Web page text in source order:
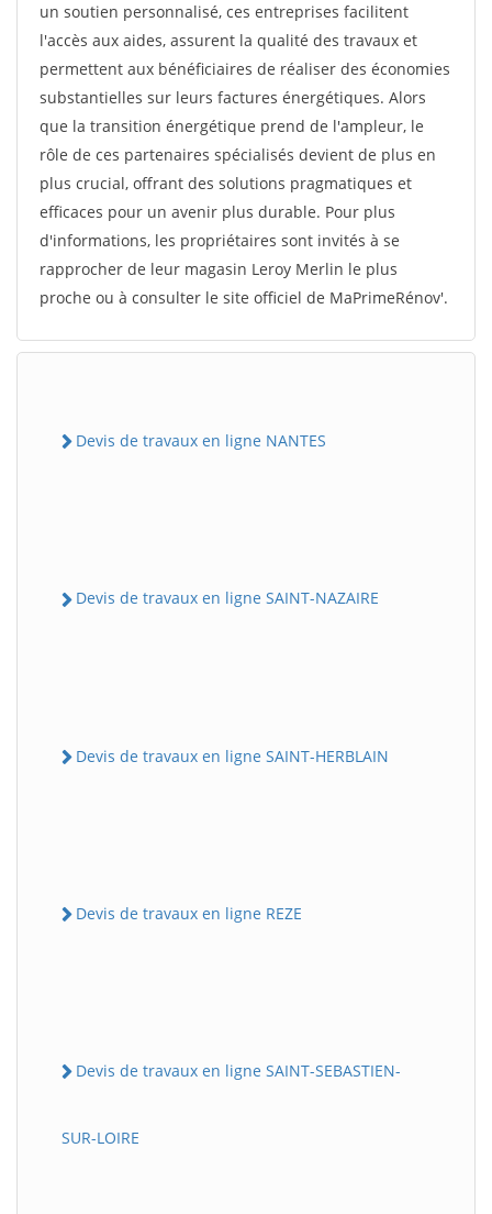
un soutien personnalisé, ces entreprises facilitent
l'accès aux aides, assurent la qualité des travaux et
permettent aux bénéficiaires de réaliser des économies
substantielles sur leurs factures énergétiques. Alors
que la transition énergétique prend de l'ampleur, le
rôle de ces partenaires spécialisés devient de plus en
plus crucial, offrant des solutions pragmatiques et
efficaces pour un avenir plus durable. Pour plus
d'informations, les propriétaires sont invités à se
rapprocher de leur magasin Leroy Merlin le plus
proche ou à consulter le site officiel de MaPrimeRénov'.
Devis de travaux en ligne NANTES
Devis de travaux en ligne SAINT-NAZAIRE
Devis de travaux en ligne SAINT-HERBLAIN
Devis de travaux en ligne REZE
Devis de travaux en ligne SAINT-SEBASTIEN-
SUR-LOIRE